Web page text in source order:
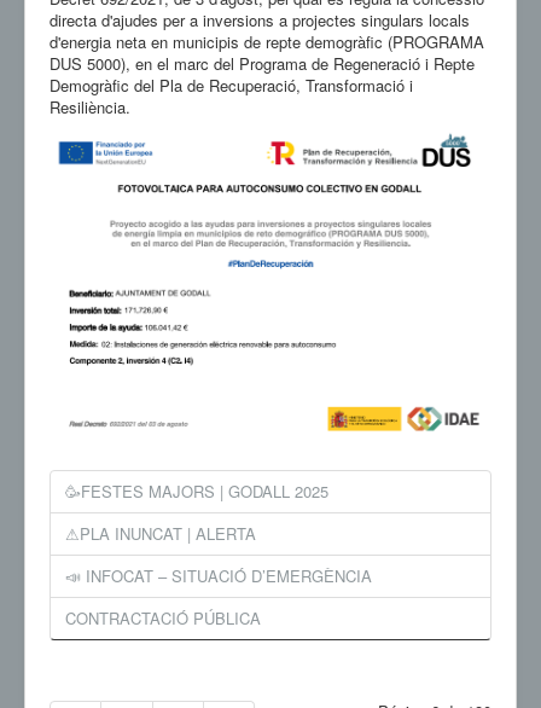
directa d'ajudes per a inversions a projectes singulars locals
d'energia neta en municipis de repte demogràfic (PROGRAMA
DUS 5000), en el marc del Programa de Regeneració i Repte
Demogràfic del Pla de Recuperació, Transformació i
Resiliència.
🥳FESTES MAJORS | GODALL 2025
⚠PLA INUNCAT | ALERTA
📣 INFOCAT – SITUACIÓ D’EMERGÈNCIA
CONTRACTACIÓ PÚBLICA